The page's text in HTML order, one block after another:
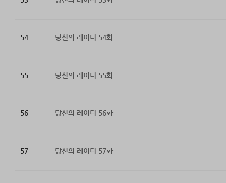
54 당신의 레이디 54화
55 당신의 레이디 55화
56 당신의 레이디 56화
57 당신의 레이디 57화